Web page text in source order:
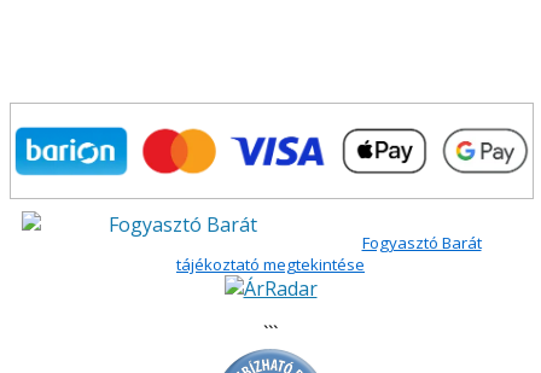
Fogyasztó Barát
tájékoztató megtekintése
```